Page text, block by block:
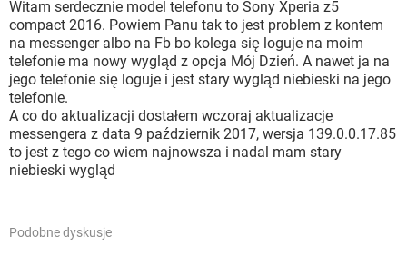
Witam serdecznie model telefonu to Sony Xperia z5
compact 2016. Powiem Panu tak to jest problem z kontem
na messenger albo na Fb bo kolega się loguje na moim
telefonie ma nowy wygląd z opcja Mój Dzień. A nawet ja na
jego telefonie się loguje i jest stary wygląd niebieski na jego
telefonie.
A co do aktualizacji dostałem wczoraj aktualizacje
messengera z data 9 październik 2017, wersja 139.0.0.17.85
to jest z tego co wiem najnowsza i nadal mam stary
niebieski wygląd
Podobne dyskusje